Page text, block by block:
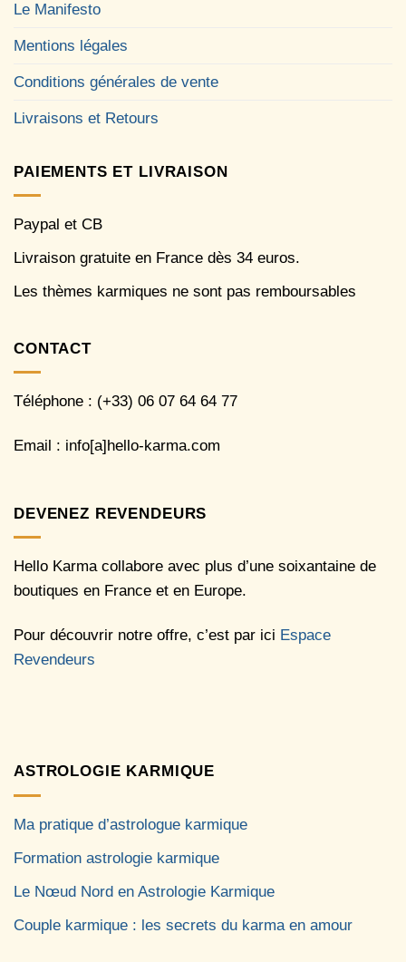
Le Manifesto
Mentions légales
Conditions générales de vente
Livraisons et Retours
PAIEMENTS ET LIVRAISON
Paypal et CB
Livraison gratuite en France dès 34 euros.
Les thèmes karmiques ne sont pas remboursables
CONTACT
Téléphone : (+33) 06 07 64 64 77
Email : info[a]hello-karma.com
DEVENEZ REVENDEURS
Hello Karma collabore avec plus d’une soixantaine de
boutiques en France et en Europe.
Pour découvrir notre offre, c’est par ici Espace
Revendeurs
ASTROLOGIE KARMIQUE
Ma pratique d’astrologue karmique
Formation astrologie karmique
Le Nœud Nord en Astrologie Karmique
Couple karmique : les secrets du karma en amour